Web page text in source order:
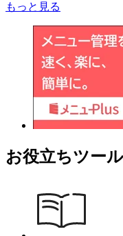
もっと見る
お役立ちツール